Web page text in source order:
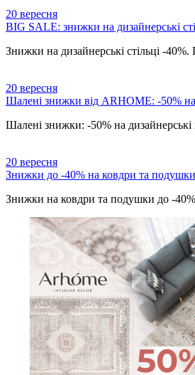
20 вересня
BIG SALE: знижки на дизайнерські
Знижки на дизайнерські стільці -
20 вересня
Шалені знижки від ARHOME: -50%
Шалені знижки: -50% на
20 вересня
Знижки до -40% на ковдри та подушки
Знижки на ковдри та подушки до -